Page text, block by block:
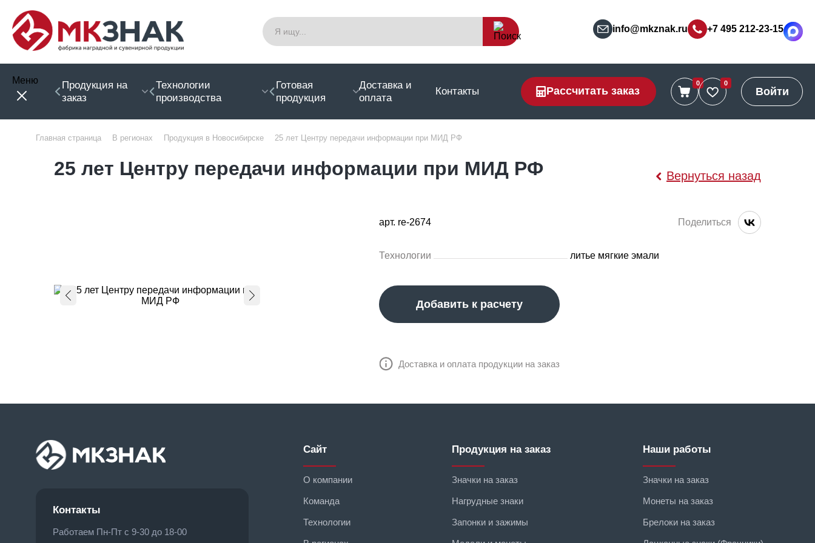
info@mkznak.ru +7 495 212-23-15
Меню
Продукция на
заказ
Технологии
производства
Готовая
продукция
Доставка и
оплата
Контакты Рассчитать заказ
0 0
Войти
Главная страница В регионах Продукция в Новосибирске 25 лет Центру передачи информации при МИД РФ
25 лет Центру передачи информации при МИД РФ Вернуться назад
арт. re-2674 Поделиться
Технологии литье мягкие эмали
Добавить к расчету
Доставка и оплата продукции на заказ
Контакты
Работаем Пн-Пт с 9-30 до 18-00
Сайт
О компании
Команда
Технологии
Продукция на заказ
Значки на заказ
Нагрудные знаки
Запонки и зажимы
Наши работы
Значки на заказ
Монеты на заказ
Брелоки на заказ